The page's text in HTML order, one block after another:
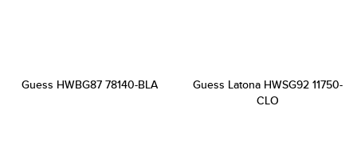
Guess HWBG87 78140-BLA
Guess Latona HWSG92 11750-
CLO